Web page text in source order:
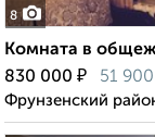
8
Комната в
830 000 ₽ 51 900
Фрунзенский